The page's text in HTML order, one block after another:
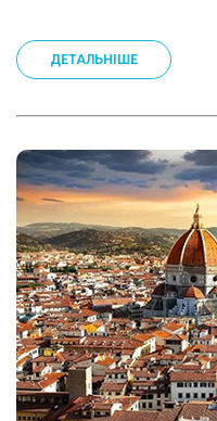
ДЕТАЛЬНІШЕ